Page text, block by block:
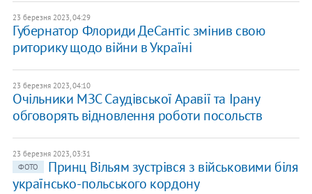
23 березня 2023, 04:29
Губернатор Флориди ДеСантіс змінив свою
риторику щодо війни в Україні
23 березня 2023, 04:10
Очільники МЗС Саудівської Аравії та Ірану
обговорять відновлення роботи посольств
23 березня 2023, 03:31
ФОТО
Принц Вільям зустрівся з військовими біля
українсько-польського кордону